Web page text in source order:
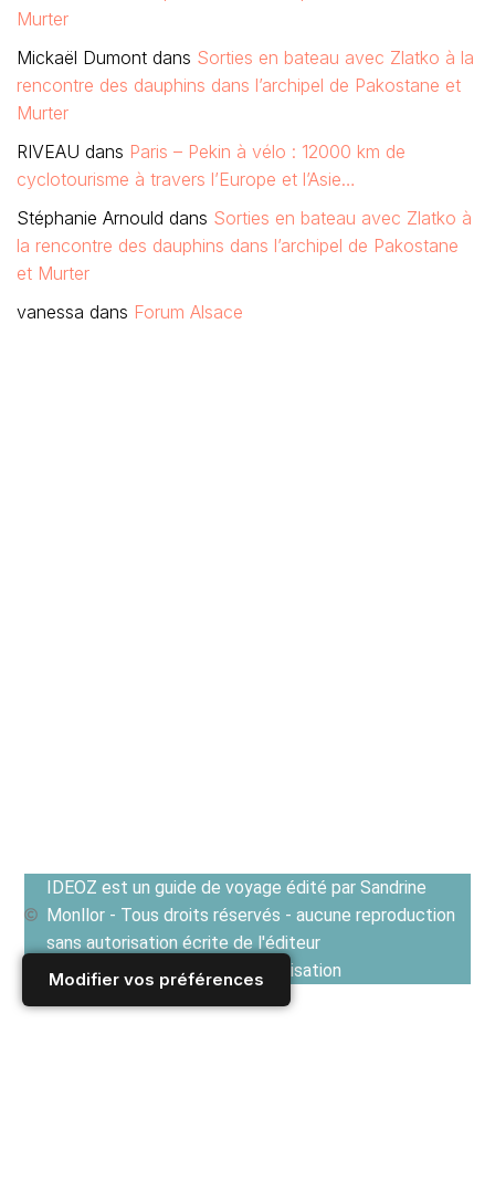
Modifier vos préférences
Murter
Mickaël Dumont dans Sorties en bateau avec Zlatko à la
rencontre des dauphins dans l’archipel de Pakostane et
Murter
RIVEAU dans Paris – Pekin à vélo : 12000 km de
cyclotourisme à travers l’Europe et l’Asie…
Stéphanie Arnould dans Sorties en bateau avec Zlatko à
la rencontre des dauphins dans l’archipel de Pakostane
et Murter
vanessa dans Forum Alsace
IDEOZ est un guide de voyage édité par Sandrine
Monllor - Tous droits réservés - aucune reproduction
sans autorisation écrite de l'éditeur
Voir les Conditions générales d'utilisation